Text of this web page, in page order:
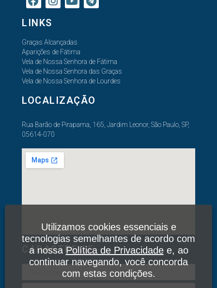
LINKS
Graças Alcançadas
Aparições de Fátima
Vela de Nossa Senhora de Fátima
Vela de Nossa Senhora das Graças
Vela de Nossa Senhora de Lourdes
LOCALIZAÇÃO
Rua Barão de Pirapama, 165, Jardim Leonor, São Paulo, SP,
05614-070
CADASTRE-SE
Utilizamos cookies essenciais e
tecnologias semelhantes de acordo com
a nossaPolítica de Privacidadee, ao
continuar navegando, você concorda
com estas condições.